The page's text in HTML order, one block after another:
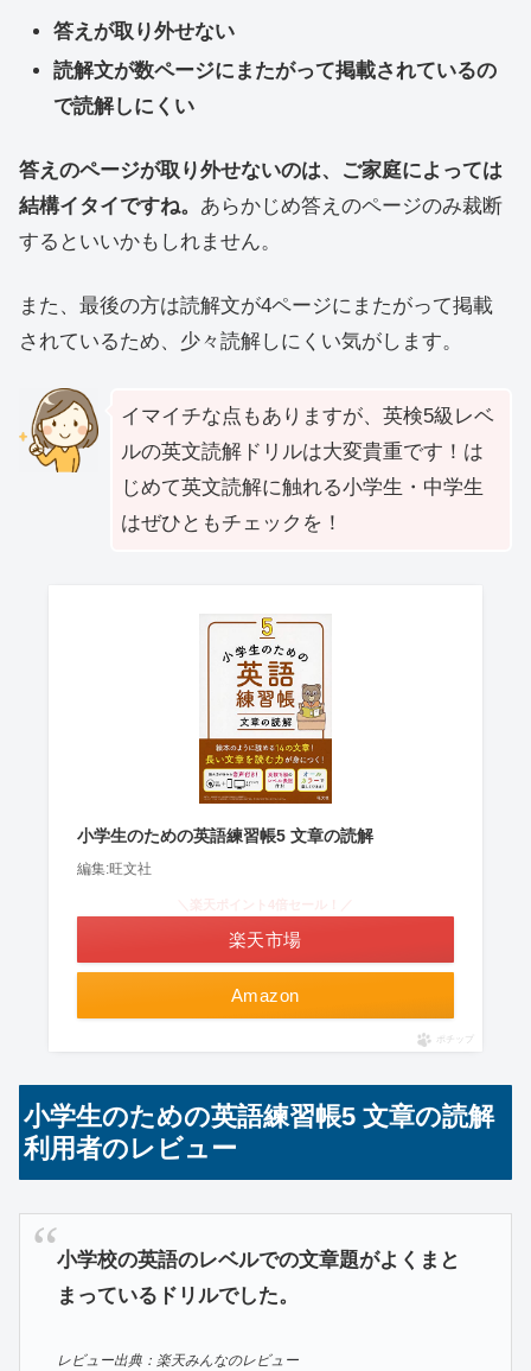
答えが取り外せない
読解文が数ページにまたがって掲載されているの
で読解しにくい
答えのページが取り外せないのは、ご家庭によっては
結構イタイですね。 あらかじめ答えのページのみ裁断
するといいかもしれません。
また、最後の方は読解文が4ページにまたがって掲載
されているため、少々読解しにくい気がします。
イマイチな点もありますが、英検5級レベ
ルの英文読解ドリルは大変貴重です！は
じめて英文読解に触れる小学生・中学生
はぜひともチェックを！
小学生のための英語練習帳5 文章の読解
編集:旺文社
Amazon
楽天市場
ポチップ
小学生のための英語練習帳5 文章の読解
利用者のレビュー
小学校の英語のレベルでの文章題がよくまと
まっているドリルでした。
レビュー出典：楽天みんなのレビュー